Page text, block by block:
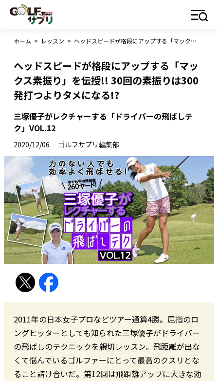
ホーム > レッスン > ヘッドスピードが格段にアップする「マックス素振り」を伝授!! 30回の素振りは300発打つよりタメになる!?
ヘッドスピードが格段にアップする「マッ
クス素振り」を伝授!! 30回の素振りは300
発打つよりタメになる!?
三塚優子がレクチャーする「ドライバーの飛ばしテ
ク」VOL.12
2020/12/06 ゴルフサプリ編集部
2011年の日本女子プロなどツアー通算4勝。屈指のロ
ングヒッターとしても知られた三塚優子がドライバー
の飛ばしのテクニックを親切レッスン。飛距離が出な
くて悩んでいるゴルファーにとって最高のクスリとな
ること請け合いだ。第12回は飛距離アップに大きな効